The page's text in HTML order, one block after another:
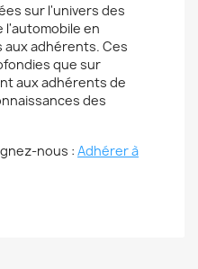
sur l'univers des
l'automobile en
adhérents. Ces
que sur
aux adhérents de
des
nous : Adhérer à